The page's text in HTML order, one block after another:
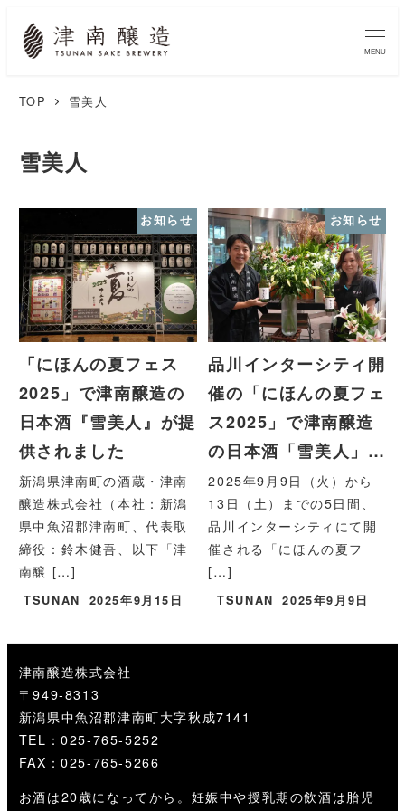
MENU
TOP 雪美人
雪美人
お知らせ
「にほんの夏フェス
2025」で津南醸造の
日本酒『雪美人』が提
供されました
新潟県津南町の酒蔵・津南
醸造株式会社（本社：新潟
県中魚沼郡津南町、代表取
締役：鈴木健吾、以下「津
南醸 […]
TSUNAN 2025年9月15日
お知らせ
品川インターシティ開
催の「にほんの夏フェ
ス2025」で津南醸造
の日本酒「雪美人」…
2025年9月9日（火）から
13日（土）までの5日間、
品川インターシティにて開
催される「にほんの夏フ
[…]
TSUNAN 2025年9月9日
津南醸造株式会社
〒949-8313
新潟県中魚沼郡津南町大字秋成7141
TEL：025-765-5252
FAX：025-765-5266
お酒は20歳になってから。妊娠中や授乳期の飲酒は胎児